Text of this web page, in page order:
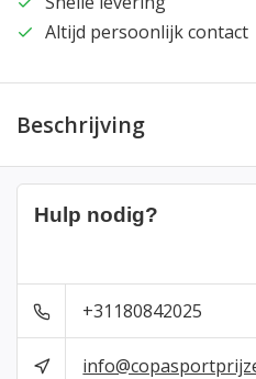
Altijd persoonlijk contact
Beschrijving
Hulp nodig?
+31180842025